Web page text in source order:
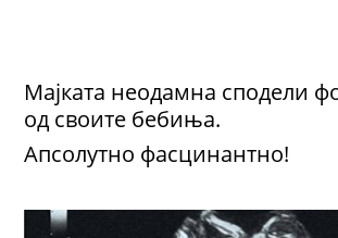
Мајката неодамна сподели
од своите бебиња.
Апсолутно фасцинантно!